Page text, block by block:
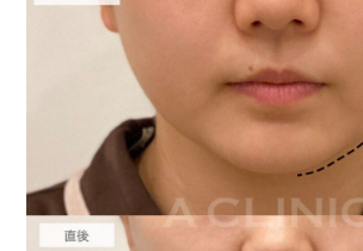
着、脂肪塞栓、皮膚のよれ、繊維の突出などを生じ
費用：通常価格 437,800円(税込)
顔の脂肪吸引箇所の追加 1ヶ所ごと+162,800円(税込)
オプション：笑気麻酔 3,300円(税込)